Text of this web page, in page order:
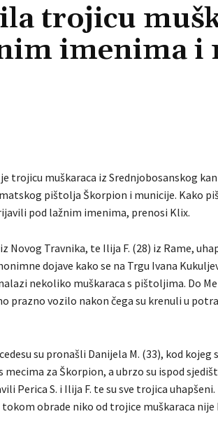
trojicu
imenima i
trojicu muškaraca iz Srednjobosanskog
pištolja Škorpion i municije. Kako
pod lažnim imenima, prenosi Klix.
Novog Travnika, te Ilija F. (28) iz Rame,
dojave kako se na Trgu Ivana
nekoliko muškaraca s pištoljima. Do
prazno vozilo nakon čega su krenuli u
su pronašli Danijela M. (33), kod kojeg
za Škorpion, a ubrzo su ispod
Perica S. i Ilija F. te su sve trojica
obrade niko od trojice muškaraca nije